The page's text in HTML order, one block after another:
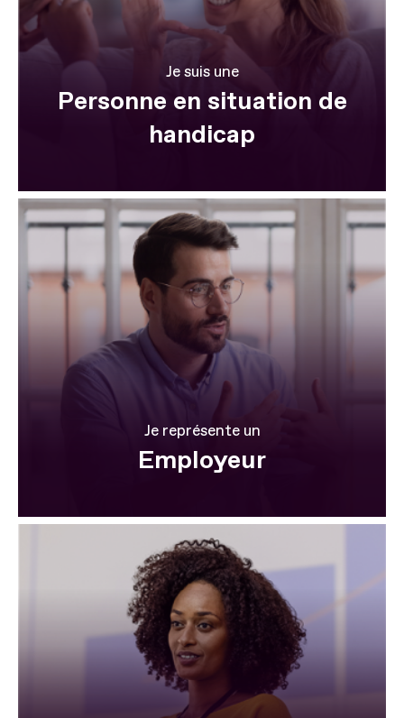
Je suis une
Personne en situation de
handicap
Je représente un
Employeur